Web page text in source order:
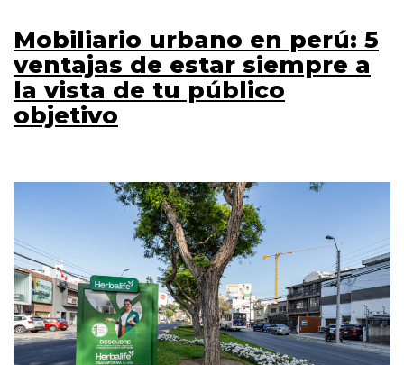
Mobiliario urbano en perú: 5
ventajas de estar siempre a
la vista de tu público
objetivo